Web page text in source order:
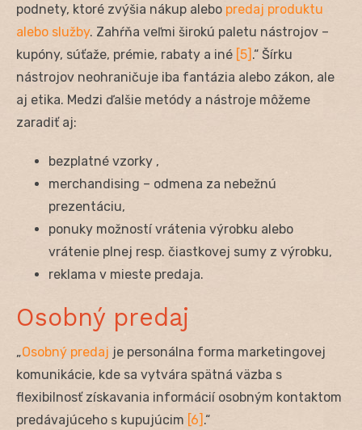
podnety, ktoré zvýšia nákup alebo predaj produktu
alebo služby. Zahŕňa veľmi širokú paletu nástrojov –
kupóny, súťaže, prémie, rabaty a iné [5] .“ Šírku
nástrojov neohraničuje iba fantázia alebo zákon, ale
aj etika. Medzi ďalšie metódy a nástroje môžeme
zaradiť aj:
bezplatné vzorky ,
merchandising – odmena za nebežnú
prezentáciu,
ponuky možností vrátenia výrobku alebo
vrátenie plnej resp. čiastkovej sumy z výrobku,
reklama v mieste predaja.
Osobný predaj
„Osobný predaj je personálna forma marketingovej
komunikácie, kde sa vytvára spätná väzba s
flexibilnosť získavania informácií osobným kontaktom
predávajúceho s kupujúcim [6] .“